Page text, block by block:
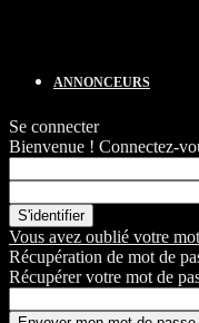
ANNONCEURS
Se connecter
Bienvenue ! Connectez-
Vous avez oublié votre
Récupération de mot de
Récupérer votre mot de